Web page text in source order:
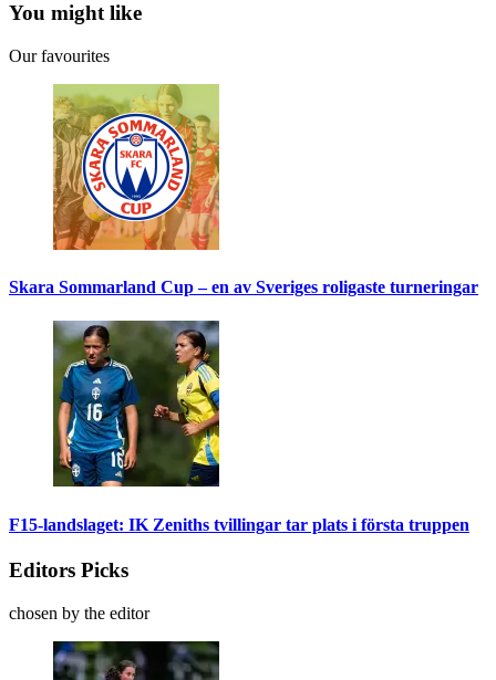
You might like
Our favourites
Skara Sommarland Cup – en av Sveriges roligaste turneringar
F15-landslaget: IK Zeniths tvillingar tar plats i första truppen
Editors Picks
chosen by the editor